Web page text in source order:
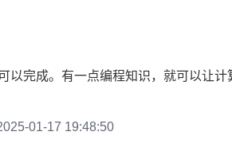
完成。有一点编程知识，就可以让计
01-17 19:48:50